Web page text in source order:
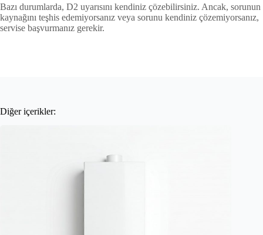
Bazı durumlarda, D2 uyarısını kendiniz çözebilirsiniz. Ancak, sorunun
kaynağını teşhis edemiyorsanız veya sorunu kendiniz çözemiyorsanız,
servise başvurmanız gerekir.
Diğer içerikler: